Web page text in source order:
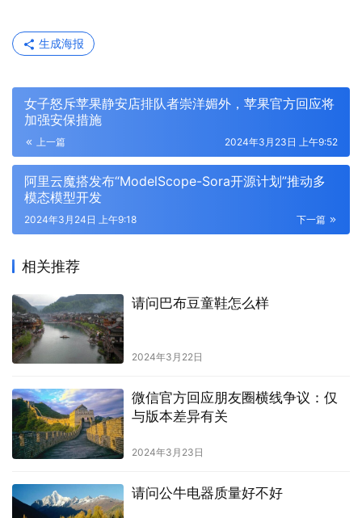
生成海报
女子怒斥苹果静安店排队者崇洋媚外，苹果官方回应将
加强安保措施
上一篇 2024年3月23日 上午9:52
阿里云魔搭发布“ModelScope-Sora开源计划”推动多
模态模型开发
下一篇
2024年3月24日 上午9:18
相关推荐
请问巴布豆童鞋怎么样
2024年3月22日
微信官方回应朋友圈横线争议：仅
与版本差异有关
2024年3月23日
请问公牛电器质量好不好